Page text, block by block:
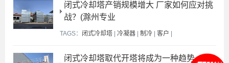
闭式冷却塔产销规模增大 厂家如何应对挑
战？(滁州专业
TAGS： 闭式冷却塔 | 冷凝器 | 制冷 | 客户 |
闭式冷却塔取代开塔将成为一种趋势。(小